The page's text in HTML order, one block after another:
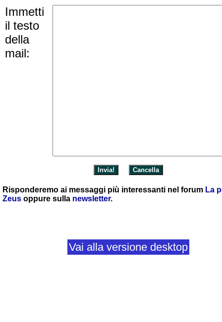
Immetti
il testo
della
mail:
Risponderemo ai messaggi più interessanti nel forum La
Zeus oppure sulla newsletter.
Vai alla versione desktop